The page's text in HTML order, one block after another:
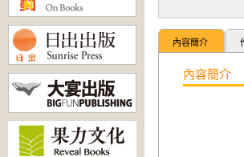
內容簡介
內容簡介